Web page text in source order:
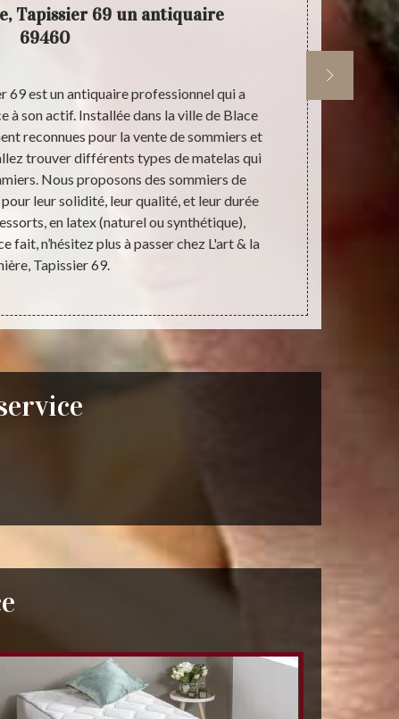
Tapissier 69 un antiquaire
69460
69 est un antiquaire professionnel qui a
à son actif. Installée dans la ville de Blace
reconnues pour la vente de sommiers et
trouver différents types de matelas qui
Nous proposons des sommiers de
leur solidité, leur qualité, et leur durée
en latex (naturel ou synthétique),
fait, n’hésitez plus à passer chez L'art & la
Tapissier 69.
L'art &
Blace